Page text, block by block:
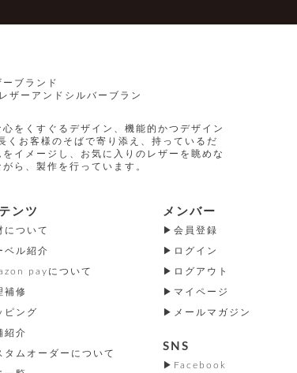
ブランド
ザーアンドシルバーブラン
をくすぐるデザイン、機能的かつデザイン
お客様のそばで寄り添え、持っているだ
イメージし、お気に入りのレザーを眺めな
ら、製作を行っています。
ンツ
について
ベル紹介
payについて
補修
ピング
紹介
タムオーダーについて
メンバー
会員登録
ログイン
ログアウト
マイページ
メールマガジン
SNS
Facebook